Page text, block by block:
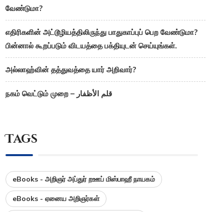
வேண்டுமா?
எதிரிகளின் அட்டூழியத்திலிருந்து பாதுகாப்புப் பெற வேண்டுமா?
பின்னால் கூறப்படும் விடயத்தை பக்தியுடன் செய்யுங்கள்.
அல்லாஹ்வின் தத்துவத்தை யார் அறிவார்?
நகம் வெட்டும் முறை – قلم الأظفار
Tags
eBooks - அறிஞர் அப்துர் றஊப் மிஸ்பாஹீ நாயகம்
eBooks - ஏனைய அறிஞர்கள்